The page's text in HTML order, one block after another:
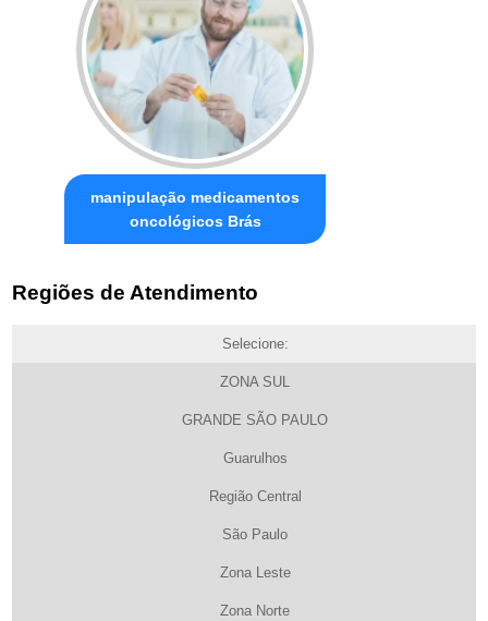
manipulação medicamentos
oncológicos Brás
Regiões de Atendimento
Selecione:
ZONA SUL
GRANDE SÃO PAULO
Guarulhos
Região Central
São Paulo
Zona Leste
Zona Norte